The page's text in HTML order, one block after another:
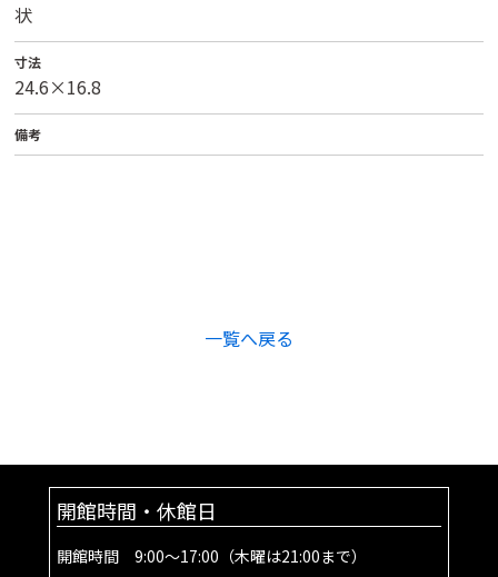
状
寸法
24.6×16.8
備考
一覧へ戻る
開館時間・休館日
開館時間 9:00～17:00（木曜は21:00まで）